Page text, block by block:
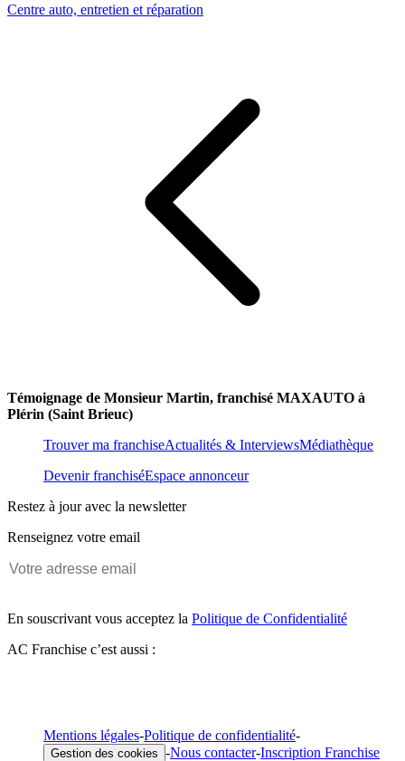
Centre auto, entretien et réparation
Témoignage de Monsieur Martin, franchisé MAXAUTO à
Plérin (Saint Brieuc)
Trouver ma franchiseActualités & InterviewsMédiathèque
Devenir franchiséEspace annonceur
Restez à jour avec la newsletter
Renseignez votre email
En souscrivant vous acceptez la Politique de Confidentialité
AC Franchise c’est aussi :
Mentions légales-Politique de confidentialité-
Gestion des cookies -Nous contacter-Inscription Franchise